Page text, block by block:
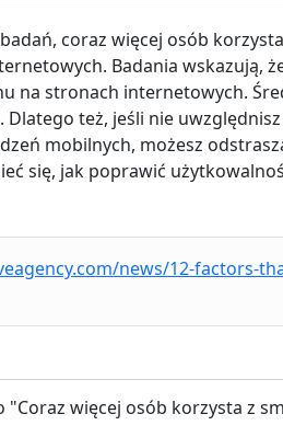
coraz więcej osób
Badania wskazują,
na stronach internetowych.
Dlatego też, jeśli nie
mobilnych, możesz
się, jak poprawić
news/12-factors-
"Coraz więcej osób korzysta z